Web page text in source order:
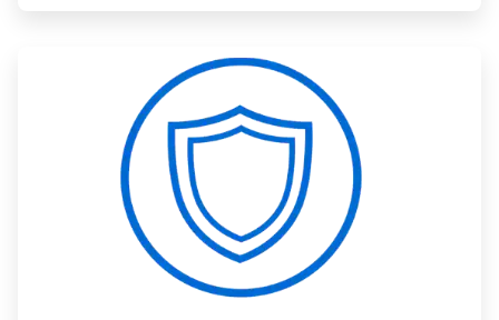
ArticleTile
3